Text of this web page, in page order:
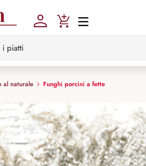
al naturale Funghi porcini a fette